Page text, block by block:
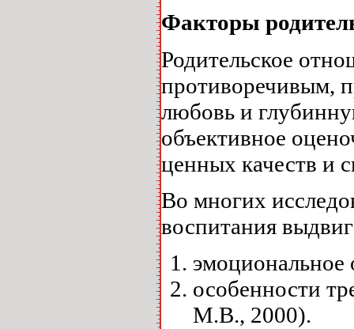
Факторы
Родительское
противоречивым,
любовь и
объективное
ценных качеств и
Во многих
воспитания
особенности
М.В., 2000).